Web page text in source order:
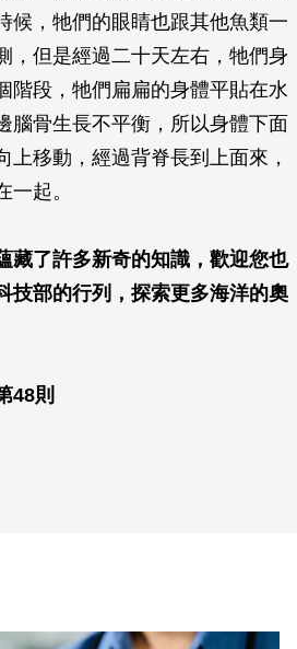
候，牠們的眼睛也跟其他魚類一
，但是經過二十天左右，牠們身
階段，牠們扁扁的身體平貼在水
腦骨生長不平衡，所以身體下面
上移動，經過背脊長到上面來，
一起。
藏了許多新奇的知識，歡迎您也
技部的行列，探索更多海洋的奧
48則